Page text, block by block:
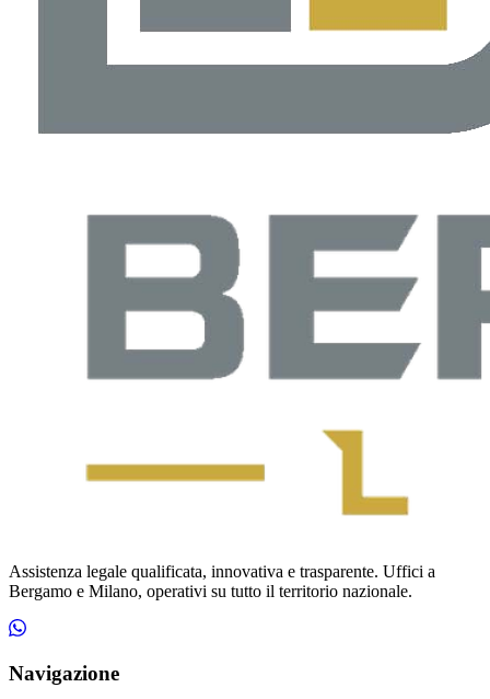
Assistenza legale qualificata, innovativa e trasparente. Uffici a
Bergamo e Milano, operativi su tutto il territorio nazionale.
Navigazione